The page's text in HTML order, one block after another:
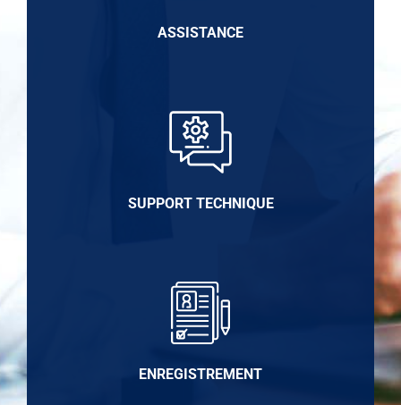
ASSISTANCE
SUPPORT TECHNIQUE
ENREGISTREMENT